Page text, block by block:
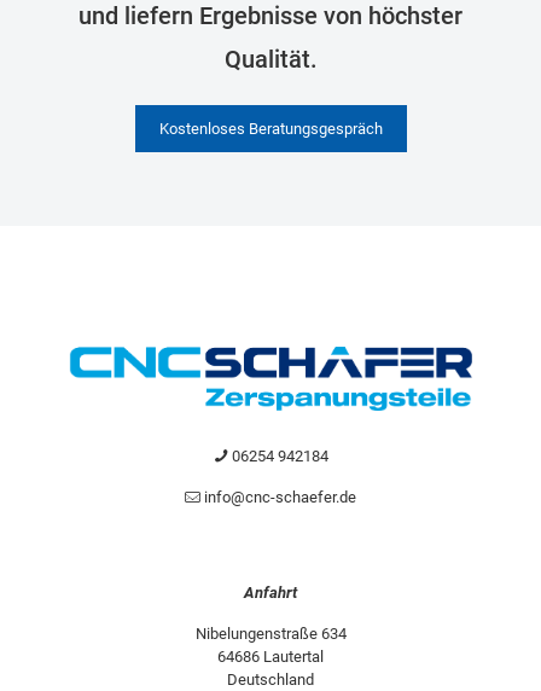
und liefern Ergebnisse von höchster
Qualität.
Kostenloses Beratungsgespräch
06254 942184
info@cnc-schaefer.de
Anfahrt
Nibelungenstraße 634
64686 Lautertal
Deutschland